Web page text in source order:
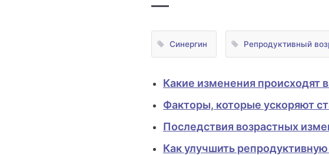
Синергин Репродуктивный
Какие изменения происходят
Факторы, которые ускоряют
Последствия возрастных
Как улучшить